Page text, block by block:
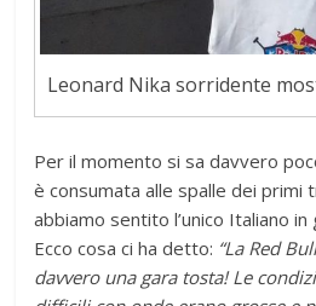
Leonard Nika sorridente
Per il momento si sa davvero
è consumata alle spalle dei primi
abbiamo sentito l’unico Italiano in
Ecco cosa ci ha detto: “La Red
davvero una gara tosta! Le